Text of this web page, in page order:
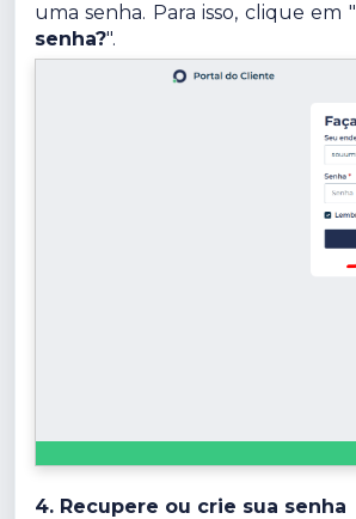
uma senha. Para isso, clique em "
senha?".
4. Recupere ou crie sua senha